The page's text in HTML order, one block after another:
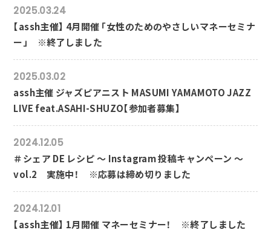
2025.03.24
【assh主催】 4月開催 「女性のためのやさしいマネーセミナ
ー」 ※終了しました
2025.03.02
assh主催 ジャズピアニスト MASUMI YAMAMOTO JAZZ
LIVE feat.ASAHI-SHUZO【参加者募集】
2024.12.05
＃シェア DE レシピ ～ Instagram 投稿キャンペーン ～
vol.2 実施中！ ※応募は締め切りました
2024.12.01
【assh主催】 1月開催 マネーセミナー！ ※終了しました